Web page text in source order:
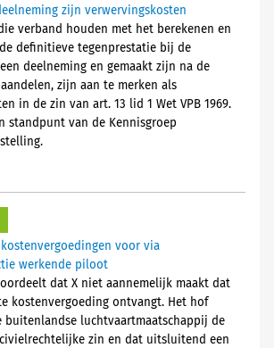
zijn verwervingskosten
verband houden met het berekenen en
definitieve tegenprestatie bij de
deelneming en gemaakt zijn na de
zijn aan te merken als
in de zin van art. 13 lid 1 Wet VPB 1969.
standpunt van de Kennisgroep
voor via
werkende piloot
dat X niet aannemelijk maakt dat
kostenvergoeding ontvangt. Het hof
buitenlandse luchtvaartmaatschappij de
zin en dat uitsluitend een